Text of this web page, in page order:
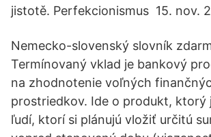
jistotě. Perfekcionismus 15. nov.
Nemecko-slovenský slovník
Termínovaný vklad je bankový
na zhodnotenie voľných
prostriedkov. Ide o produkt, ktorý
ľudí, ktorí si plánujú vložiť určitú